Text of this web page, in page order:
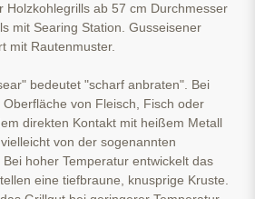
Holzkohlegrills ab 57 cm Durchmesser
mit Searing Station. Gusseisener
mit Rautenmuster.
bedeutet "scharf anbraten". Bei
von Fleisch, Fisch oder
direkten Kontakt mit heißem Metall
von der sogenannten
hoher Temperatur entwickelt das
eine tiefbraune, knusprige Kruste.